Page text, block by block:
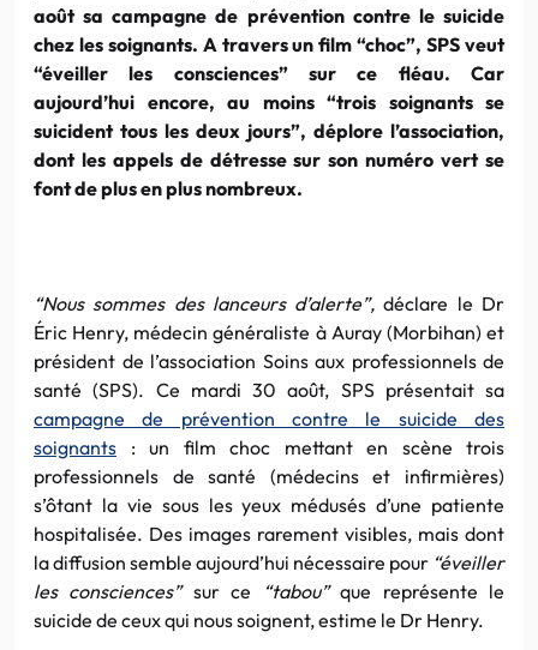
août sa campagne de prévention contre le suicide
chez les soignants. A travers un film “choc”, SPS veut
“éveiller les consciences” sur ce fléau. Car
aujourd’hui encore, au moins “trois soignants se
suicident tous les deux jours”, déplore l’association,
dont les appels de détresse sur son numéro vert se
font de plus en plus nombreux.
“Nous sommes des lanceurs d’alerte”,déclare le Dr
Éric Henry, médecin généraliste à Auray (Morbihan) et
président de l’association Soins aux professionnels de
santé (SPS). Ce mardi 30 août, SPS présentait sa
campagne de prévention contre le suicide des
soignants : un film choc mettant en scène trois
professionnels de santé (médecins et infirmières)
s’ôtant la vie sous les yeux médusés d’une patiente
hospitalisée. Des images rarement visibles, mais dont
la diffusion semble aujourd’hui nécessaire pour “éveiller
les consciences”sur ce “tabou”que représente le
suicide de ceux qui nous soignent, estime le Dr Henry.